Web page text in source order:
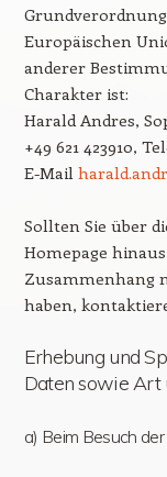
Europäischen
anderer
Charakter ist:
Harald Andres,
+49 621 423910,
E-Mail
Sollten Sie über
Homepage
Zusammenhang
haben,
Erhebung und
Daten sowie Art
a) Beim Besuch